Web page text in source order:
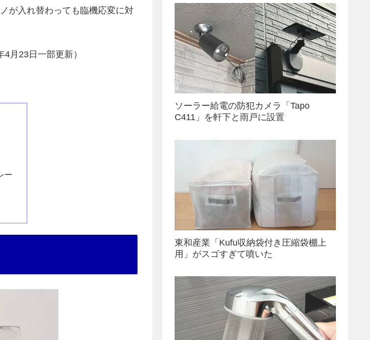
が入れ替わっても臨機応変に対
月23日一部更新）
ー
ソーラー給電の防犯カメラ「Tapo
C411」を軒下と雨戸に設置
東和産業「Kufu収納袋付き圧縮袋棚上
用」がスゴすぎて噴いた